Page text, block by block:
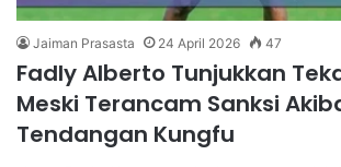
Jaiman Prasasta 24 April 2026 47
Fadly Alberto Tunjukkan
Meski Terancam Sanksi
Tendangan Kungfu